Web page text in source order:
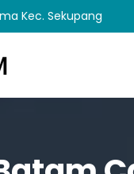
Kec. Sekupang